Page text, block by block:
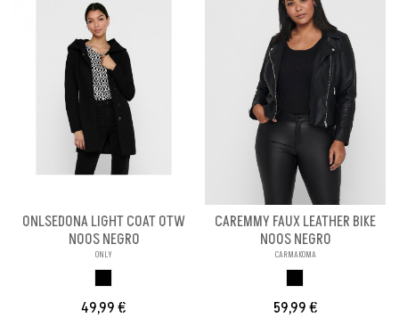
ONLSEDONA LIGHT COAT OTW
NOOS NEGRO
ONLY
49,99 €
CAREMMY FAUX LEATHER BIKE
NOOS NEGRO
CARMAKOMA
59,99 €